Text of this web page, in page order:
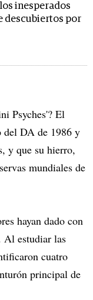
inesperados
descubiertos por
Psyches'? El
del DA de 1986 y
y que su hierro,
mundiales de
hayan dado con
Al estudiar las
cuatro
principal de